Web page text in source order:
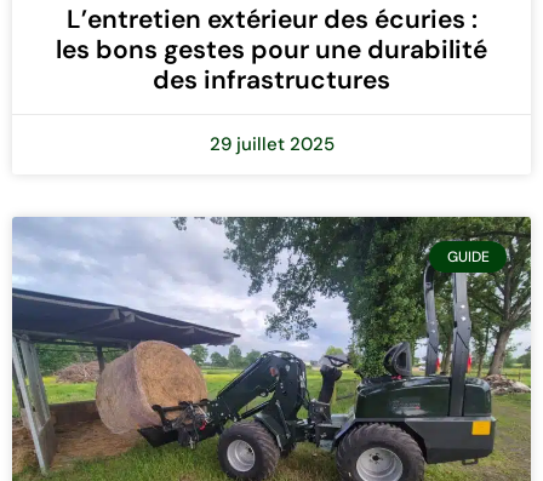
L’entretien extérieur des écuries :
les bons gestes pour une durabilité
des infrastructures
29 juillet 2025
GUIDE